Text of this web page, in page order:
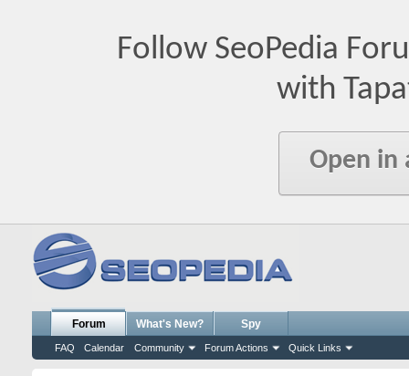
Follow SeoPedia
with
Open in
Forum
FAQ Calendar Community Forum Actions Quick Links
What's New? Spy